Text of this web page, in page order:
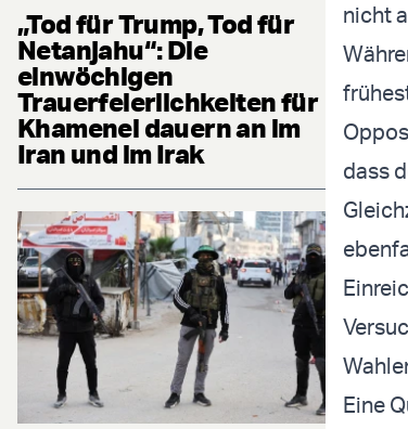
„Tod für Trump, Tod für
Netanjahu“: Die
einwöchigen
Trauerfeierlichkeiten für
Khamenei dauern an im
Iran und im Irak
nicht
dass
Eine